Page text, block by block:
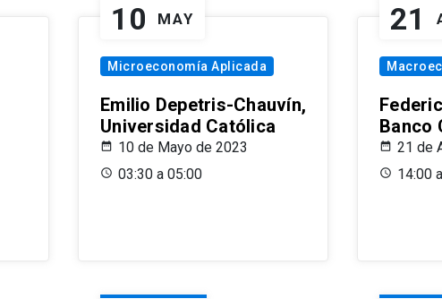
10 MAY
Microeconomía Aplicada
Emilio Depetris-Chauvín,
Universidad Católica
10 de Mayo de 2023
03:30 a 05:00
21
Banco
21 de
14:00